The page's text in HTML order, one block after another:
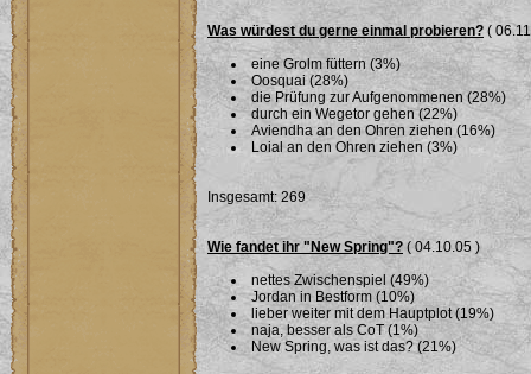
Was würdest du gerne einmal probieren? (
eine Grolm füttern (3%)
Oosquai (28%)
die Prüfung zur Aufgenommenen (28%)
durch ein Wegetor gehen (22%)
Aviendha an den Ohren ziehen (16%)
Loial an den Ohren ziehen (3%)
Insgesamt: 269
Wie fandet ihr "New Spring"? ( 04.10.05 )
nettes Zwischenspiel (49%)
Jordan in Bestform (10%)
lieber weiter mit dem Hauptplot (19%)
naja, besser als CoT (1%)
New Spring, was ist das? (21%)